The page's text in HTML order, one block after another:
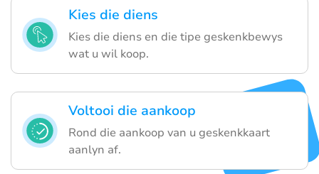
Kies die diens
Kies die diens en die tipe geskenkbewys
wat u wil koop.
Voltooi die aankoop
Rond die aankoop van u geskenkkaart
aanlyn af.